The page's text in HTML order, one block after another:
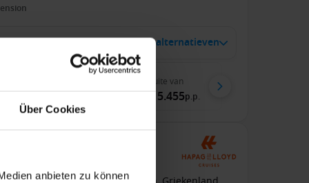
Über Cookies
anbieten zu können
2027 2 alternatieven
€ 3.165
Suite van
€ 5.455p.p.